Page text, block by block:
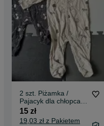
2 szt. Piżamka /
Pajacyk dla chłopca
H&M
15 zł
19,03 zł z Pakietem